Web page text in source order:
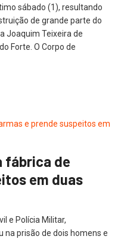
sábado (1), resultando
de grande parte do
Joaquim Teixeira de
Forte. O Corpo de
fábrica de
em duas
e Polícia Militar,
na prisão de dois homens e